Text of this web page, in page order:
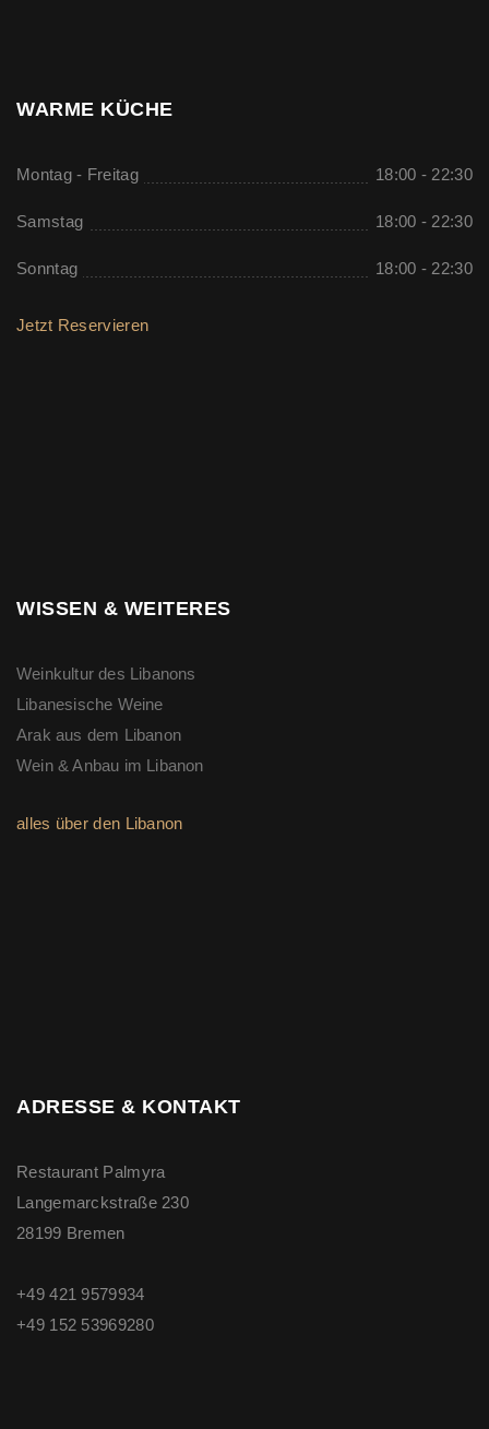
WARME KÜCHE
Montag - Freitag 18:00 - 22:30
Samstag 18:00 - 22:30
Sonntag 18:00 - 22:30
Jetzt Reservieren
WISSEN & WEITERES
Weinkultur des Libanons
Libanesische Weine
Arak aus dem Libanon
Wein & Anbau im Libanon
alles über den Libanon
ADRESSE & KONTAKT
Restaurant Palmyra
Langemarckstraße 230
28199 Bremen
+49 421 9579934
+49 ‭152 53969280‬